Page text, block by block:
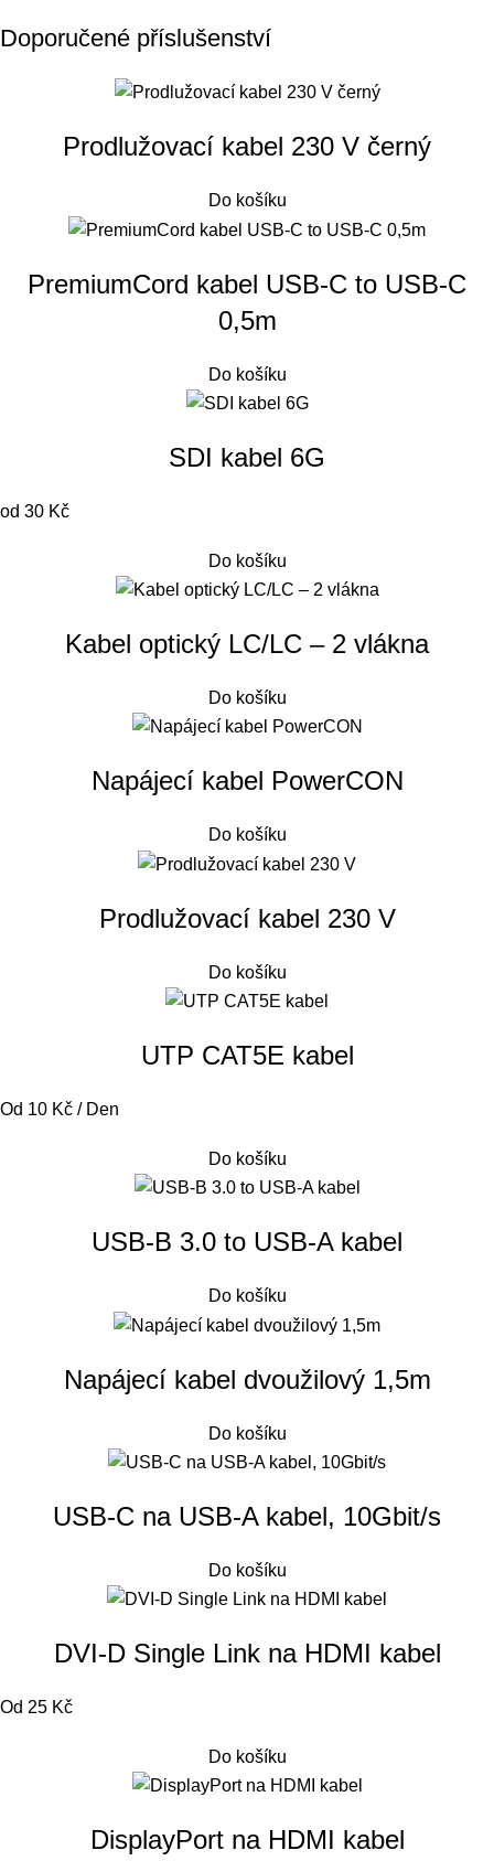
Doporučené příslušenství
Prodlužovací kabel 230 V černý
Do košíku
PremiumCord kabel USB-C to USB-C
0,5m
Do košíku
SDI kabel 6G
od 30 Kč
Do košíku
Kabel optický LC/LC – 2 vlákna
Do košíku
Napájecí kabel PowerCON
Do košíku
Prodlužovací kabel 230 V
Do košíku
UTP CAT5E kabel
Od 10 Kč / Den
Do košíku
USB-B 3.0 to USB-A kabel
Do košíku
Napájecí kabel dvoužilový 1,5m
Do košíku
USB-C na USB-A kabel, 10Gbit/s
Do košíku
DVI-D Single Link na HDMI kabel
Od 25 Kč
Do košíku
DisplayPort na HDMI kabel